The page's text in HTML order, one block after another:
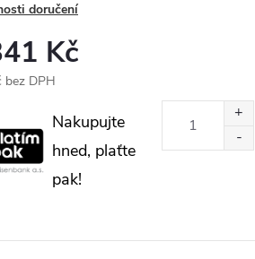
doručení
Kč
bez DPH
Nakupujte
hned, plaťte
pak!